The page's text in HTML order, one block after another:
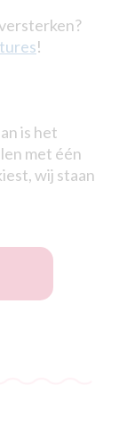
!
is het
met één
wij staan